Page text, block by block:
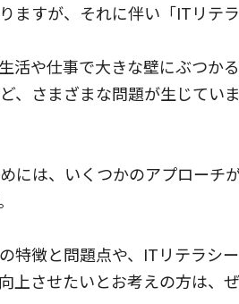
すが、それに伴い「ITリテ
活や仕事で大きな壁にぶつ
、さまざまな問題が生じて
には、いくつかのアプロー
特徴と問題点や、ITリテラシ
させたいとお考えの方は、